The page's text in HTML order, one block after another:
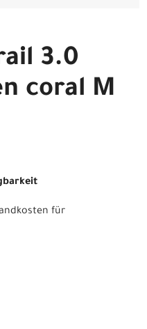
3.0
coral M
für